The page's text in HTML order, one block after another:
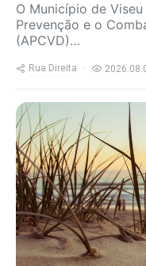
O Município de
Prevenção e o
(APCVD)…
Rua Direita
https://
content/uploads/
1-800x600.jpg